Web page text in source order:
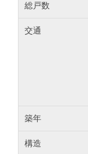
総戸数
交通
築年
構造